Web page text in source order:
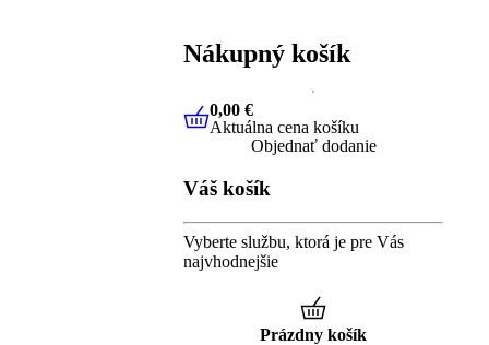
Nákupný košík
0,00 €Aktuálna cena košíku
0,00 €
Aktuálna cena košíku
Objednať dodanie
Váš košík
Vyberte službu, ktorá je pre Vás
najvhodnejšie
Prázdny košík